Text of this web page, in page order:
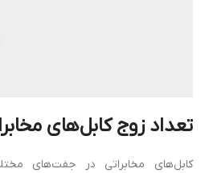
تعداد زوج کابل‌های
کابل‌های مخابراتی در جفت‌های